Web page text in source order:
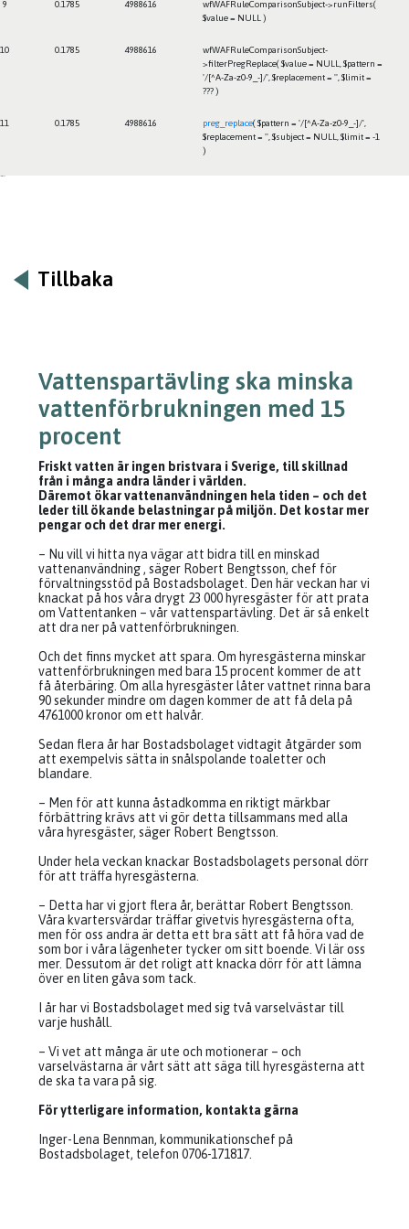
9 0.1785 4988616
wfWAFRuleComparisonSubject->runFilters(
$value = NULL )
10 0.1785 4988616
wfWAFRuleComparisonSubject-
>filterPregReplace($value = NULL
$pattern =
'/[^A-Za-z0-9_-]/' $replacement = '' $limit =
??? )
11 0.1785 4988616 preg_replace($pattern = '/[^A-Za-z0-9_-]/'
$replacement = '' $subject = NULL $limit = -1
)
Tillbaka
Vattenspartävling ska minska
vattenförbrukningen med 15
procent
Friskt vatten är ingen bristvara i Sverige, till skillnad
från i många andra länder i världen.
Däremot ökar vattenanvändningen hela tiden – och det
leder till ökande belastningar på miljön. Det kostar mer
pengar och det drar mer energi.
– Nu vill vi hitta nya vägar att bidra till en minskad
vattenanvändning , säger Robert Bengtsson, chef för
förvaltningsstöd på Bostadsbolaget. Den här veckan har vi
knackat på hos våra drygt 23 000 hyresgäster för att prata
om Vattentanken – vår vattenspartävling. Det är så enkelt
att dra ner på vattenförbrukningen.
Och det finns mycket att spara. Om hyresgästerna minskar
vattenförbrukningen med bara 15 procent kommer de att
få återbäring. Om alla hyresgäster låter vattnet rinna bara
90 sekunder mindre om dagen kommer de att få dela på
4761000 kronor om ett halvår.
Sedan flera år har Bostadsbolaget vidtagit åtgärder som
att exempelvis sätta in snålspolande toaletter och
blandare.
– Men för att kunna åstadkomma en riktigt märkbar
förbättring krävs att vi gör detta tillsammans med alla
våra hyresgäster, säger Robert Bengtsson.
Under hela veckan knackar Bostadsbolagets personal dörr
för att träffa hyresgästerna.
– Detta har vi gjort flera år, berättar Robert Bengtsson.
Våra kvartersvärdar träffar givetvis hyresgästerna ofta,
men för oss andra är detta ett bra sätt att få höra vad de
som bor i våra lägenheter tycker om sitt boende. Vi lär oss
mer. Dessutom är det roligt att knacka dörr för att lämna
över en liten gåva som tack.
I år har vi Bostadsbolaget med sig två varselvästar till
varje hushåll.
– Vi vet att många är ute och motionerar – och
varselvästarna är vårt sätt att säga till hyresgästerna att
de ska ta vara på sig.
För ytterligare information, kontakta gärna
Inger-Lena Bennman, kommunikationschef på
Bostadsbolaget, telefon 0706-171817.